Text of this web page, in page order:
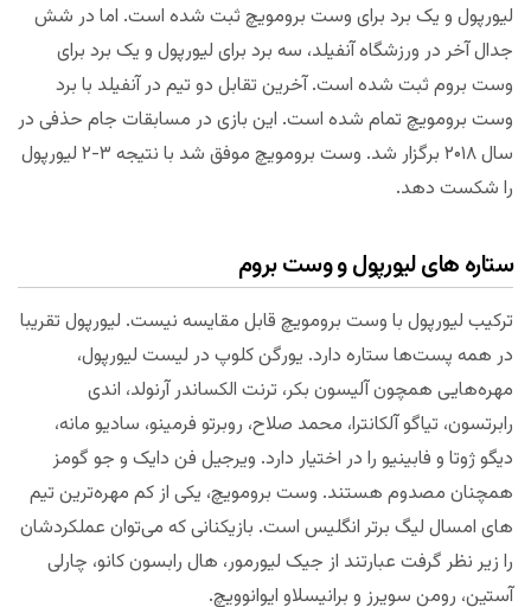
لیورپول و یک برد برای وست برومویچ ثبت شده است. اما در شش
جدال آخر در ورزشگاه آنفیلد، سه برد برای لیورپول و یک برد برای
وست بروم ثبت شده است. آخرین تقابل دو تیم در آنفیلد با برد
وست برومویچ تمام شده است. این بازی در مسابقات جام حذفی در
سال ۲۰۱۸ برگزار شد. وست برومویچ موفق شد با نتیجه ۳-۲ لیورپول
را شکست دهد.
ستاره های لیورپول و وست بروم
ترکیب لیورپول با وست برومویچ قابل مقایسه نیست. لیورپول تقریبا
در همه پست‌ها ستاره دارد. یورگن کلوپ در لیست لیورپول،
مهره‌هایی همچون آلیسون بکر، ترنت الکساندر آرنولد، اندی
رابرتسون، تیاگو آلکانترا، محمد صلاح، روبرتو فرمینو، سادیو مانه،
دیگو ژوتا و فابینیو را در اختیار دارد. ویرجیل فن دایک و جو گومز
همچنان مصدوم هستند. وست برومویچ، یکی از کم مهره‌ترین تیم
های امسال لیگ برتر انگلیس است. بازیکنانی که می‌توان عملکردشان
را زیر نظر گرفت عبارتند از جیک لیورمور، هال رابسون کانو، چارلی
آستین، رومن سویرز و برانیسلاو ایوانوویچ.